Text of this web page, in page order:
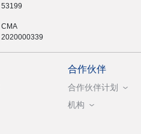
53199
CMA
2020000339
合作伙伴
合作伙伴计划
机构